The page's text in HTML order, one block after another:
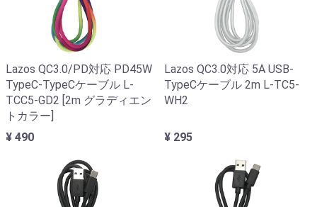
Lazos QC3.0/PD対応 PD45W
TypeC-TypeCケーブル L-
TCC5-GD2 [2m グラディエン
トカラー]
¥ 490
Lazos QC3.0対応 5A USB-
TypeCケーブル 2m L-TC5-
WH2
¥ 295